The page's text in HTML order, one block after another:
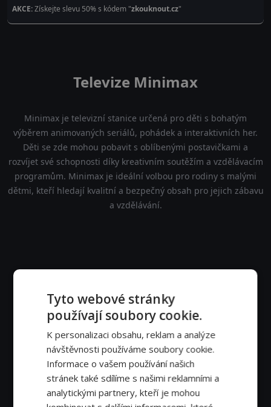
AKCE:Získejte slevu 50% s kódem "zkouknout.cz"
Televize Minimax
Minimax je televizní stanice určená pro děti s bohatým
výběrem animovaných seriálů, pohádek a interaktivních her.
Děti se zde mohou pobavit s oblíbenými postavičkami a
rozvíjet své schopnosti díky kreativním soutěžím a vzdělávacím
programům. Minimax je ideální volbou pro rodiny s malými
dětmi, kteří hledají kvalitní a bezpečný obsah pro jejich zábavu
a vzdělávání.
Tyto webové stránky
používají soubory cookie.
K personalizaci obsahu, reklam a analýze
návštěvnosti používáme soubory cookie.
Informace o vašem používání našich
stránek také sdílíme s našimi reklamními a
analytickými partnery, kteří je mohou